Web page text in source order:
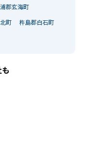
郡玄海町
町 杵島郡白石町